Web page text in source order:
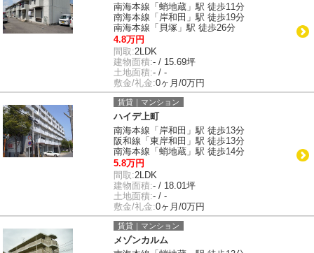
南海本線「蛸地蔵」駅 徒歩11分
南海本線「岸和田」駅 徒歩19分
南海本線「貝塚」駅 徒歩26分
4.8万円
間取:2LDK
建物面積:- / 15.69坪
土地面積:- / -
敷金/礼金:0ヶ月/0万円
賃貸｜マンション
ハイデ上町
南海本線「岸和田」駅 徒歩13分
阪和線「東岸和田」駅 徒歩13分
南海本線「蛸地蔵」駅 徒歩14分
5.8万円
間取:2LDK
建物面積:- / 18.01坪
土地面積:- / -
敷金/礼金:0ヶ月/0万円
賃貸｜マンション
メゾンカルム